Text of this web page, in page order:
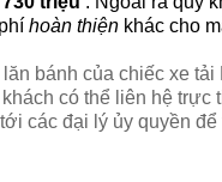
hoàn thiện khác cho
bánh của chiếc xe tải
có thể liên hệ trực
các đại lý ủy quyền